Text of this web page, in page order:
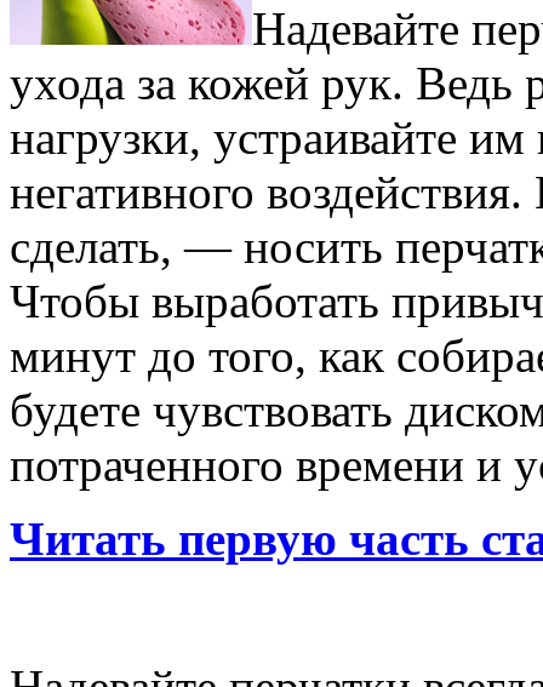
Надевайте
ухода за кожей рук.
нагрузки, устраивайте
негативного
сделать, — носить
Чтобы выработать
минут до того, как
будете чувствовать
потраченного времени и
Читать первую часть